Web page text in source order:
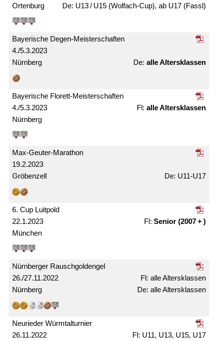
Ortenburg U13 / U15 (Wolfach-Cup), ab U17 (Fassl)
4./5.3.2023
Bayerische Degen-Meister­schaften
Nürnberg alle Alters­klassen
4./5.3.2023
Bayerische Florett-Meister­schaften
Nürnberg
alle Alters­klassen
19.2.2023
Max-Geuter-Marathon
Gröbenzell U11-U17
22.1.2023
6. Cup Luitpold
München
Senior (2007 + )
26./27.11.2022
Nürnberger Rausch­gold­engel
Nürnberg
alle Alters­klassen
alle Alters­klassen
26.11.2022
Neurieder Würmtal­turnier
U11, U13, U15, U17